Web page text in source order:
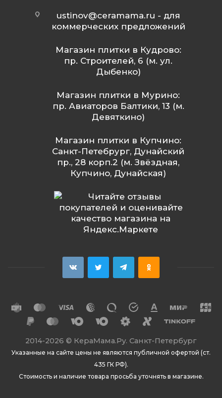
ustinov@ceramama.ru - для
коммерческих предложений
Магазин плитки в Кудрово:
пр. Строителей, 6 (м. ул.
Дыбенко)
Магазин плитки в Мурино:
пр. Авиаторов Балтики, 13 (м.
Девяткино)
Магазин плитки в Купчино:
Санкт-Петебрург, Дунайский
пр., 28 корп.2 (м. Звёздная,
Купчино, Дунайская)
2014-2026 © КераМама.Ру. Санкт-Петербург
Указанные на сайте цены не являются публичной офертой (ст.
435 ГК РФ).
Стоимость и наличие товара просьба уточнять в магазине.